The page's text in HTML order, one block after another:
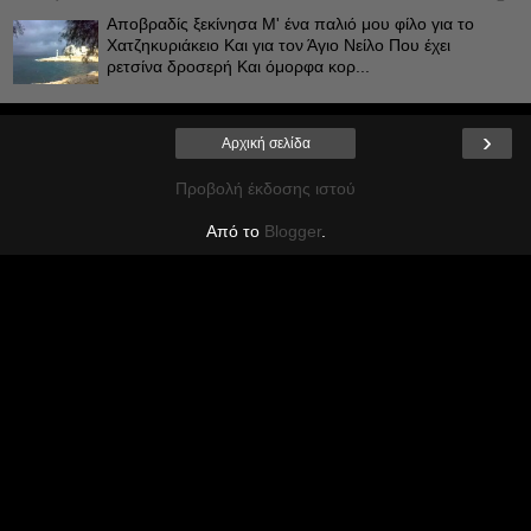
Αποβραδίς ξεκίνησα Μ' ένα παλιό μου φίλο για το
Χατζηκυριάκειο Και για τον Άγιο Νείλο Που έχει
ρετσίνα δροσερή Και όμορφα κορ...
›
Αρχική σελίδα
Προβολή έκδοσης ιστού
Από το Blogger.